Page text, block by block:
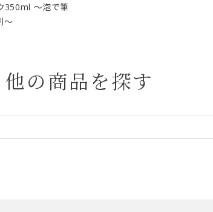
350ml ～泡で筆
～
他の商品を探す